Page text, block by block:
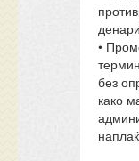
•
без
како